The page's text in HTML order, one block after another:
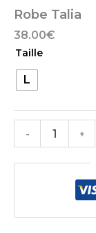
Robe Talia
38.00€
Taille
L
- +